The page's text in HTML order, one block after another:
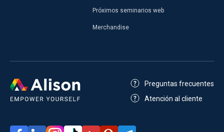
Próximos seminarios web
Merchandise
Preguntas frecuentes
Atención al cliente